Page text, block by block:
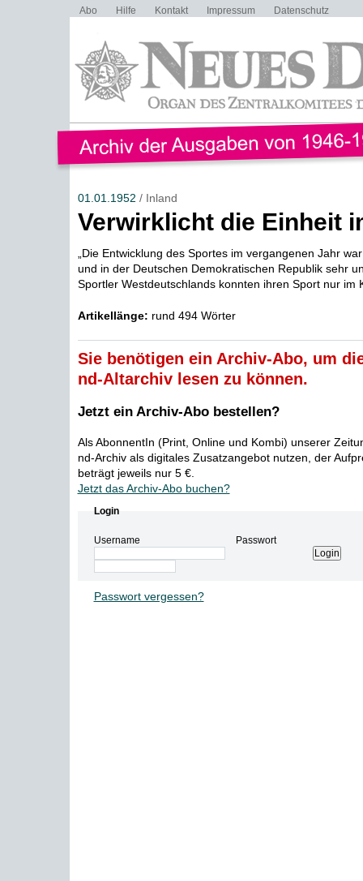
Abo Hilfe Kontakt Impressum Datenschutz
01.01.1952 / Inland
Verwirklicht die Einheit
„Die Entwicklung des Sportes im vergangenen Jahr
und in der Deutschen Demokratischen Republik sehr
Sportler Westdeutschlands konnten ihren Sport nur im
Artikellänge: rund 494 Wörter
Sie benötigen ein Archiv-Abo, um
nd-Altarchiv lesen zu können.
Jetzt ein Archiv-Abo bestellen?
Als AbonnentIn (Print, Online und Kombi) unserer
nd-Archiv als digitales Zusatzangebot nutzen, der
beträgt jeweils nur 5 €.
Jetzt das Archiv-Abo buchen?
Login
Username Passwort
Passwort vergessen?